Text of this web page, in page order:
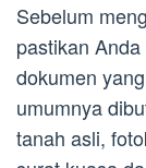
Sebelum
pastikan
dokumen
umumnya
tanah asli,